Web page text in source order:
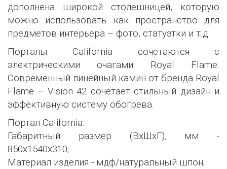
дополнена широкой столешницей, которую
можно использовать как пространство для
предметов интерьера – фото, статуэтки и т.д.
Порталы California сочетаются с
электрическими очагами Royal Flame.
Современный линейный камин от бренда Royal
Flame – Vision 42 сочетает стильный дизайн и
эффективную систему обогрева.
Портал California:
Габаритный размер (ВхШхГ), мм -
850х1540х310;
Материал изделия - мдф/натуральный шпон;